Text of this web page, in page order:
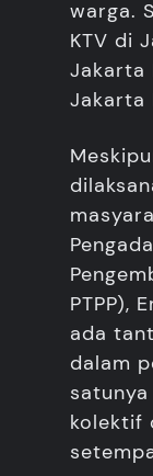
warga.
KTV di
Jakarta
Jakarta
PTPP),
ada
dalam
kolektif